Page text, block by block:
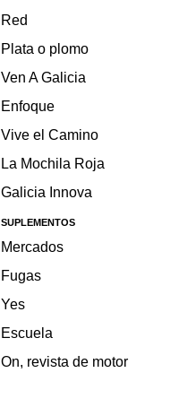
Red
Plata o plomo
Ven A Galicia
Enfoque
Vive el Camino
La Mochila Roja
Galicia Innova
SUPLEMENTOS
Mercados
Fugas
Yes
Escuela
On, revista de motor